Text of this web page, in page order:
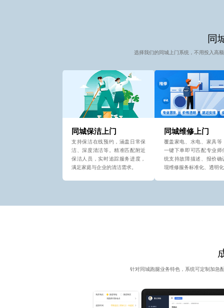
同
选择我们的同城上门系统，不用投入高
同城保洁上门
支持保洁在线预约，涵盖日常保
洁、深度清洁等。精准匹配附近
保洁人员，实时追踪服务进度，
满足家庭与企业的清洁需求。
同城维修上门
覆盖家电、水电、家具等
一键下单即可匹配专业师
统支持故障描述、报价确
现维修服务标准化、透明
针对同城跑腿业务特色，系统可定制加急